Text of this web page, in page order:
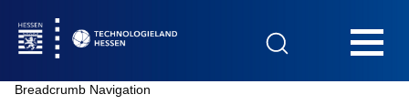
Breadcrumb Navigation